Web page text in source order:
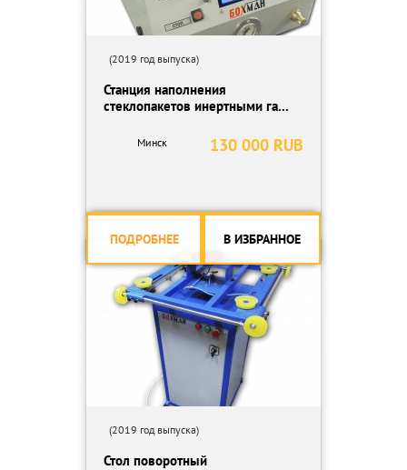
(2019 год выпуска)
Станция наполнения
стеклопакетов инертными га...
130 000 RUB
Минск
ПОДРОБНЕЕ В ИЗБРАННОЕ
(2019 год выпуска)
Стол поворотный